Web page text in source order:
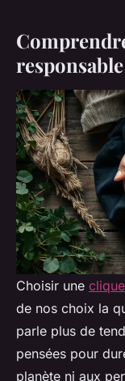
responsable
Choisir une
de nos choix la
parle plus de
pensées pour
planète ni aux